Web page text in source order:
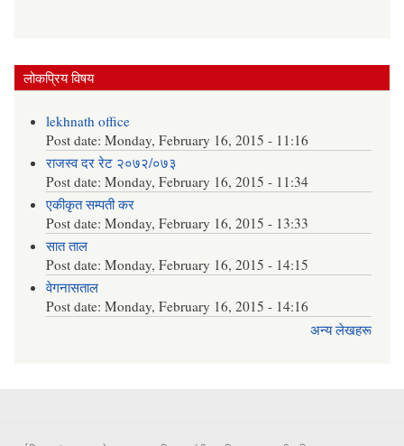
लोकप्रिय विषय
lekhnath office
Post date:Monday, February 16, 2015 - 11:16
राजस्व दर रेट २०७२/०७३
Post date:Monday, February 16, 2015 - 11:34
एकीकृत सम्पती कर
Post date:Monday, February 16, 2015 - 13:33
सात ताल
Post date:Monday, February 16, 2015 - 14:15
वेगनासताल
Post date:Monday, February 16, 2015 - 14:16
अन्य लेखहरू